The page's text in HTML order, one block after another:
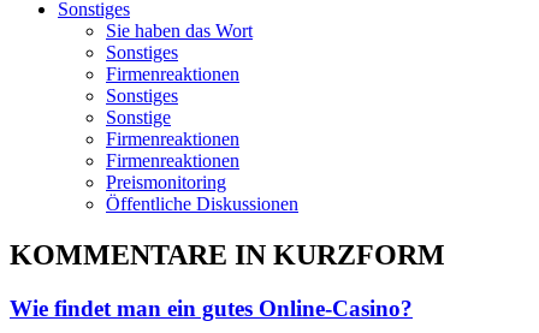
Sonstiges
Sie haben das Wort
Sonstiges
Firmenreaktionen
Sonstiges
Sonstige
Firmenreaktionen
Firmenreaktionen
Preismonitoring
Öffentliche Diskussionen
KOMMENTARE IN KURZFORM
Wie findet man ein gutes Online-Casino?